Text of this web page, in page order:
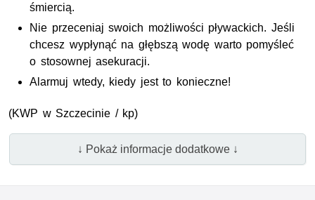
śmiercią.
Nie przeceniaj swoich możliwości pływackich. Jeśli
chcesz wypłynąć na głębszą wodę warto pomyśleć
o stosownej asekuracji.
Alarmuj wtedy, kiedy jest to konieczne!
(KWP w Szczecinie / kp)
↓ Pokaż informacje dodatkowe ↓